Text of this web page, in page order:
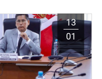
13
01